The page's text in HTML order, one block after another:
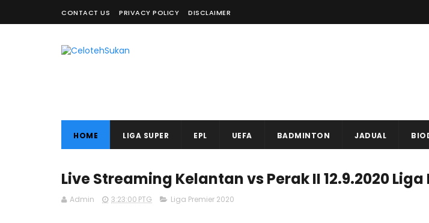
CONTACT US PRIVACY POLICY DISCLAIMER
HOME LIGA SUPER EPL UEFA BADMINTON JADUAL
Live Streaming Kelantan vs Perak II 12.9.2020
Admin 3:23:00 PTG Liga Premier 2020